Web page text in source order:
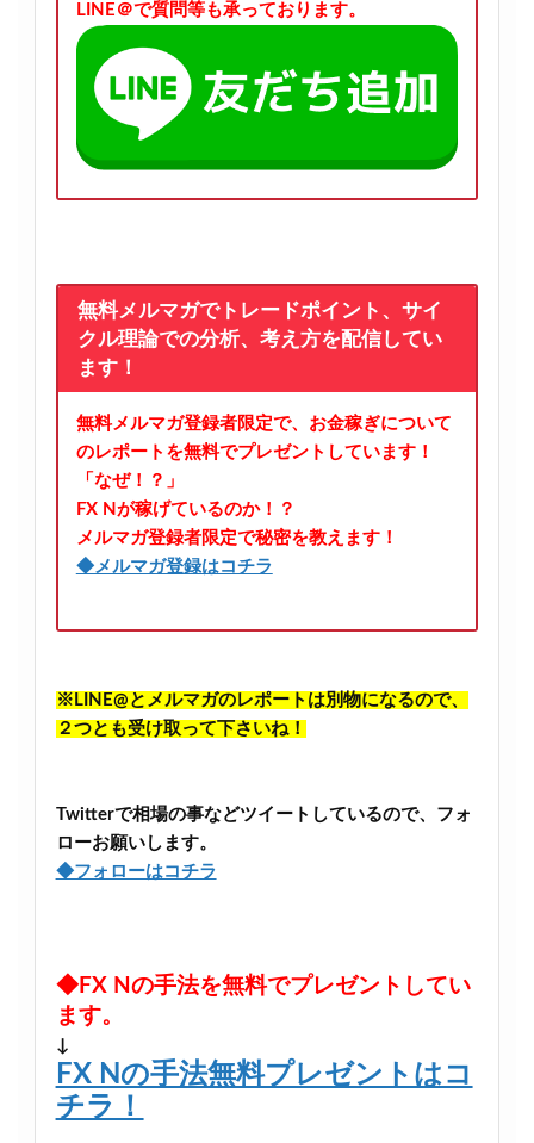
LINE＠で質問等も承っております。
無料メルマガでトレードポイント、サイ
クル理論での分析、考え方を配信してい
ます！
無料メルマガ登録者限定で、お金稼ぎについて
のレポートを無料でプレゼントしています！
「なぜ！？」
FX Nが稼げているのか！？
メルマガ登録者限定で秘密を教えます！
◆メルマガ登録はコチラ
※LINE@とメルマガのレポートは別物になるので、
２つとも受け取って下さいね！
Twitterで相場の事などツイートしているので、フォ
ローお願いします。
◆フォローはコチラ
◆FX Nの手法を無料でプレゼントしてい
ます。
↓
FX Nの手法無料プレゼントはコ
チラ！